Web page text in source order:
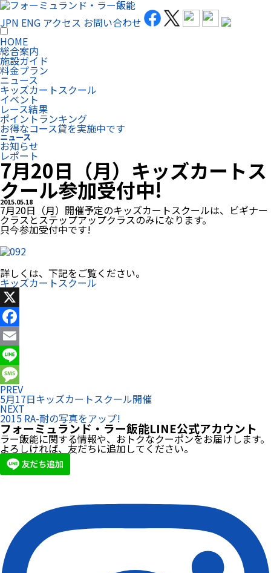
JPN ENG アクセス お問い合わせ
HOME
総合案内
施設ガイド
料金プラン
ニュース
キッズカートスクール
イベント
レース結果
ポイントランキング
お得なコース貸を実施中です
ニュース
お知らせ
レポート
7月20日（月）キッズカートス
クール参加受付中!
2015.05.18
7月20日（月）開催予定のキッズカートスクールは、ビギナー
クラスとステップアップクラスのみになります。
只今参加受付中です!
詳しくは、下記をご覧ください。
キッズカートスクール
X
Facebook
Email
Line
Message
PREV
5月17日キッズカートスクール開催
NEXT
2015 RA-耐の写真をアップ!
フォーミュランド・ラー飯能LINE公式アカウント
ラー飯能に関する情報や、おトクなクーポンをお届けします。
よろしければ、友だちに追加してください。